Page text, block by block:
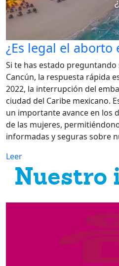
¿Es legal el aborto
Si te has estado
Cancún, la respuesta rápida
2022, la interrupción del
ciudad del Caribe mexicano.
un importante avance en los
de las mujeres,
informadas y seguras sobre
Leer
Nuestro